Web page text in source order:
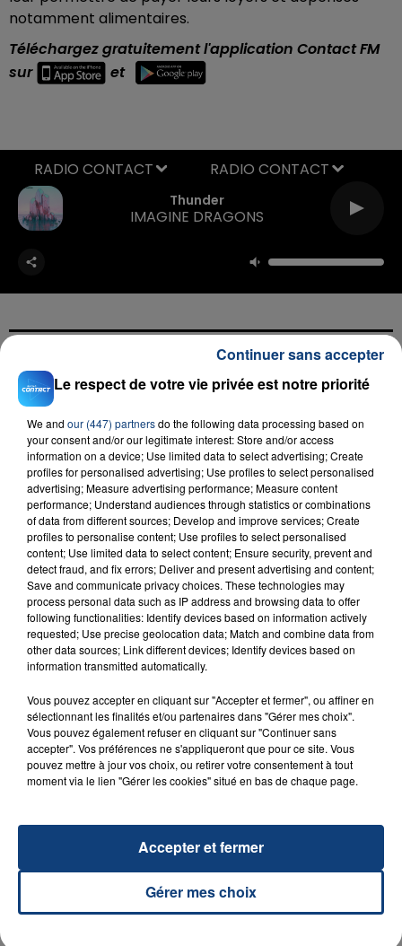
notamment alimentaires.
Téléchargez gratuitement l'application Contact FM
sur
et
Thunder
IMAGINE DRAGONS
RADIO CONTACT
FIL D'ACTU
23 juillet 2026
INCENDIE MORTEL À LENS : UNE FEMME ET
SON BÉBÉ ENTRE LA VIE ET LA...
Un homme s'est immolé par le feu après avoir
aspergé sa compagne et leur bébé de trois mois
d'un liquide inflammable.
20 juillet 2026
OPÉRER DE LA CHEVILLE RESSORT DE LA...
La famille a porté plainte contre la clinique qui a
TITRES DIFFUSÉS
Le respect de votre vie privée est notre priorité
We and our (447) partnersdo the following data processing based on
your consent and/or our legitimate interest: Store and/or access
information on a device; Use limited data to select advertising; Create
profiles for personalised advertising; Use profiles to select personalised
advertising; Measure advertising performance; Measure content
performance; Understand audiences through statistics or combinations
of data from different sources; Develop and improve services; Create
profiles to personalise content; Use profiles to select personalised
content; Use limited data to select content; Ensure security, prevent and
detect fraud, and fix errors; Deliver and present advertising and content;
Save and communicate privacy choices. These technologies may
process personal data such as IP address and browsing data to offer
following functionalities: Identify devices based on information actively
requested; Use precise geolocation data; Match and combine data from
other data sources; Link different devices; Identify devices based on
information transmitted automatically.
Vous pouvez accepter en cliquant sur "Accepter et fermer", ou affiner en
sélectionnant les finalités et/ou partenaires dans "Gérer mes choix".
Vous pouvez également refuser en cliquant sur "Continuer sans
accepter". Vos préférences ne s'appliqueront que pour ce site. Vous
pouvez mettre à jour vos choix, ou retirer votre consentement à tout
moment via le lien "Gérer les cookies" situé en bas de chaque page.
Gérer mes choix
Accepter et fermer
Continuer sans accepter